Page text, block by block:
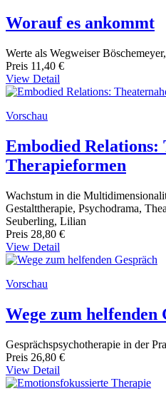
Worauf es ankommt
Werte als Wegweiser
Preis 11,40 €
View Detail
Vorschau
Embodied Relations:
Therapieformen
Wachstum in die
Gestalttherapie, Psychodrama,
Seuberling, Lilian
Preis 28,80 €
View Detail
Vorschau
Wege zum helfenden
Gesprächspsychotherapie in der
Preis 26,80 €
View Detail